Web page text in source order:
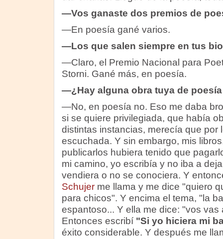
—Vos ganaste dos premios de
—En poesía gané varios.
—Los que salen siempre en tus
—Claro, el Premio Nacional para
Storni. Gané más, en poesía.
—¿Hay alguna obra tuya de
—No, en poesía no. Eso me daba
si se quiere privilegiada, que había
distintas instancias, merecía que por
escuchada. Y sin embargo, mis
publicarlos hubiera tenido que
mi camino, yo escribía y no iba a
vendiera o no se conociera. Y
Schujer me llama y me dice "quiero
para chicos". Y encima el tema, "la
espantoso... Y ella me dice: "vos vas
Entonces escribí "Si yo hiciera mi
éxito considerable. Y después me